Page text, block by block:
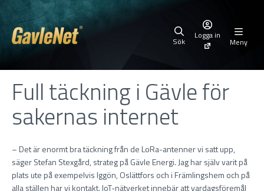
Sök
Logga in
Meny
Full täckning i Gävle för
sakernas internet
– Det är enormt bra täckning från de LoRa-antenner vi satt upp,
säger Stefan Stexgård, strateg på Gävle Energi. Jag har själv varit på
plats ute på exempelvis Iggön, Oslättfors och i Främlingshem och på
alla ställen har vi kontakt. IoT-nätverket innebär att vardagsföremål